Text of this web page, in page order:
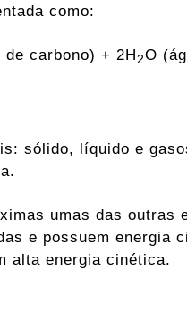
como:
de carbono) + 2H2O
sólido, líquido e
umas das outras
e possuem energia
alta energia cinética.